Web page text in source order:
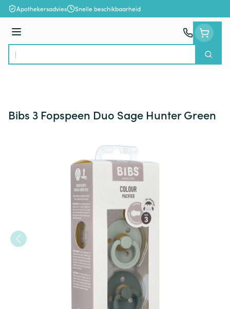
Ga naar de inhoud
Apothekersadvies Snelle beschikbaarheid
Menu
Product, merk, categorie...
Zoek
Bibs 3 Fopspeen Duo Sage Hunter Green